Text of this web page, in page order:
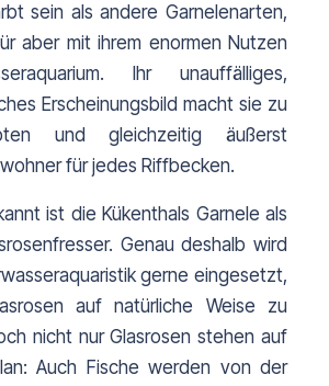
sein als andere Garnelenarten,
aber mit ihrem enormen Nutzen
Ihr unauffälliges,
Erscheinungsbild macht sie zu
und gleichzeitig äußerst
für jedes Riffbecken.
ist die Kükenthals Garnele als
Genau deshalb wird
gerne eingesetzt,
auf natürliche Weise zu
nicht nur Glasrosen stehen auf
Auch Fische werden von der